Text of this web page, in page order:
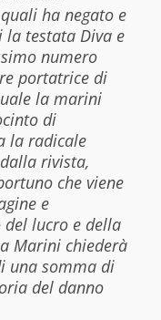
ha negato e
la testata Diva e
numero
portatrice di
la marini
di
la radicale
rivista,
che viene
e
del lucro e della
Marini chiederà
una somma di
del danno